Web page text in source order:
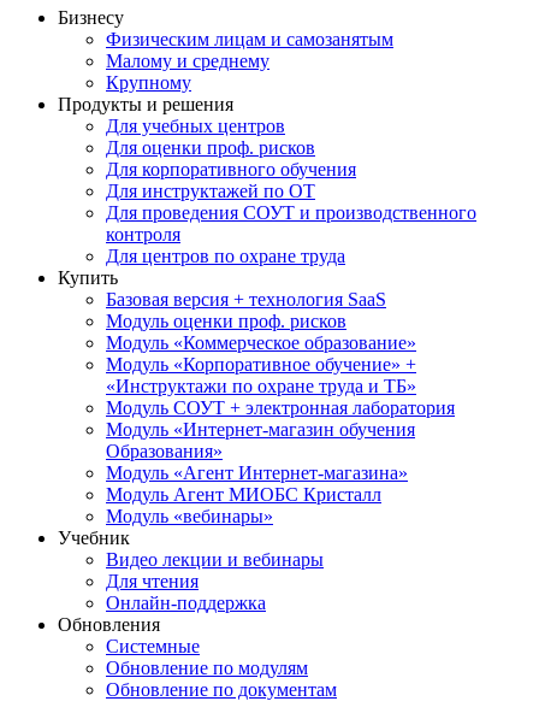
Бизнесу
Физическим лицам и самозанятым
Малому и среднему
Крупному
Продукты и решения
Для учебных центров
Для оценки проф. рисков
Для корпоративного обучения
Для инструктажей по ОТ
Для проведения СОУТ и производственного
контроля
Для центров по охране труда
Купить
Базовая версия + технология SaaS
Модуль оценки проф. рисков
Модуль «Коммерческое образование»
Модуль «Корпоративное обучение» +
«Инструктажи по охране труда и ТБ»
Модуль СОУТ + электронная лаборатория
Модуль «Интернет-магазин обучения
Образования»
Модуль «Агент Интернет-магазина»
Модуль Агент МИОБС Кристалл
Модуль «вебинары»
Учебник
Видео лекции и вебинары
Для чтения
Онлайн-поддержка
Обновления
Системные
Обновление по модулям
Обновление по документам